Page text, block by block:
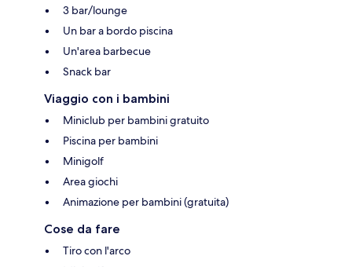
3 bar/lounge
Un bar a bordo piscina
Un'area barbecue
Snack bar
Viaggio con i bambini
Miniclub per bambini gratuito
Piscina per bambini
Minigolf
Area giochi
Animazione per bambini (gratuita)
Cose da fare
Tiro con l'arco